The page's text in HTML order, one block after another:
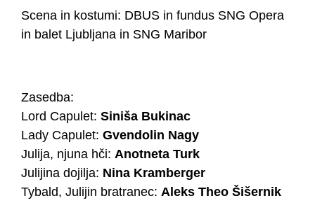
Scena in kostumi: DBUS in fundus SNG Opera
in balet Ljubljana in SNG Maribor
Zasedba:
Lord Capulet: Siniša Bukinac
Lady Capulet: Gvendolin Nagy
Julija, njuna hči: Anotneta Turk
Julijina dojilja: Nina Kramberger
Tybald, Julijin bratranec: Aleks Theo Šišernik